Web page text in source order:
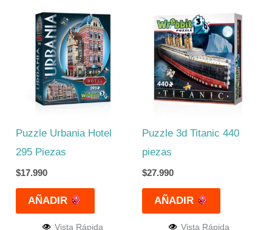
Puzzle Urbania Hotel
295 Piezas
$17.990
AÑADIR
Vista Rápida
Puzzle 3d Titanic 440
piezas
$27.990
AÑADIR
Vista Rápida